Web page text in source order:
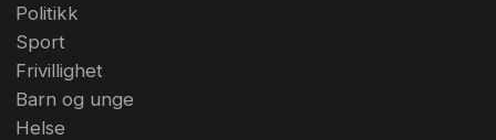
Politikk
Sport
Frivillighet
Barn og unge
Helse